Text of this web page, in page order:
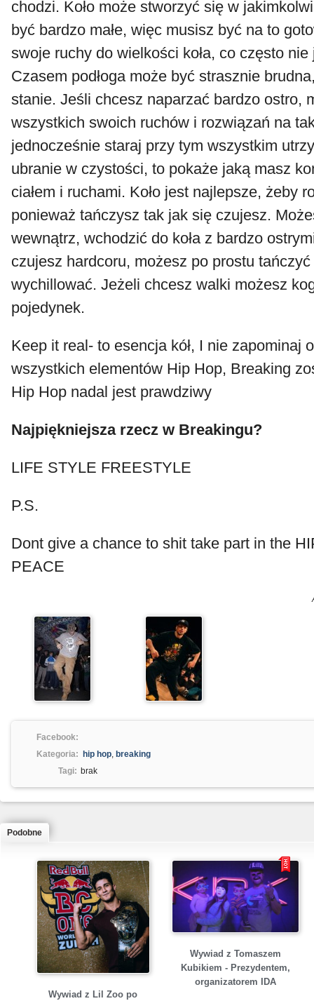
chodzi. Koło może stworzyć się w
być bardzo małe, więc musisz być na to
swoje ruchy do wielkości koła, co często
Czasem podłoga może być strasznie
stanie. Jeśli chcesz naparzać bardzo ostro,
wszystkich swoich ruchów i rozwiązań na
jednocześnie staraj przy tym wszystkim
ubranie w czystości, to pokaże jaką masz
ciałem i ruchami. Koło jest najlepsze, żeby
ponieważ tańczysz tak jak się czujesz.
wewnątrz, wchodzić do koła z bardzo
czujesz hardcoru, możesz po prostu
wychillować. Jeżeli chcesz walki możesz
pojedynek.
Keep it real- to esencja kół, I nie zapominaj
wszystkich elementów Hip Hop, Breaking
Hip Hop nadal jest prawdziwy
Najpiękniejsza rzecz w Breakingu?
LIFE STYLE FREESTYLE
P.S.
Dont give a chance to shit take part in the
PEACE
Facebook:
Kategoria:
hip hop, breaking
Tagi: brak
Podobne
Wywiad z Lil Zoo po
Wywiad z Tomaszem
Kubikiem - Prezydentem,
organizatorem IDA